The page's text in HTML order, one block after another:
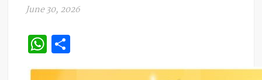
June 30, 2026
W
h h